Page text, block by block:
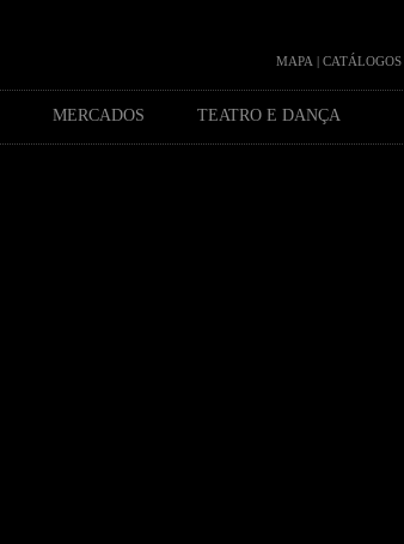
MAPA | CATÁLOGOS
MERCADOS TEATRO E DANÇA